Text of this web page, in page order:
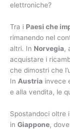
elettroniche?
Tra i Paesi che
rimanendo nel
altri. In Norvegia,
acquistare i
che dimostri che
In Austria invece
e alla vendita, le
Spostandoci oltre
in Giappone,